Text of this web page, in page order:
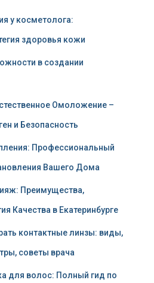
у косметолога:
здоровья кожи
в создании
Омоложение –
и Безопасность
Профессиональный
Вашего Дома
Преимущества,
Качества в Екатеринбурге
контактные линзы: виды,
советы врача
для волос: Полный гид по